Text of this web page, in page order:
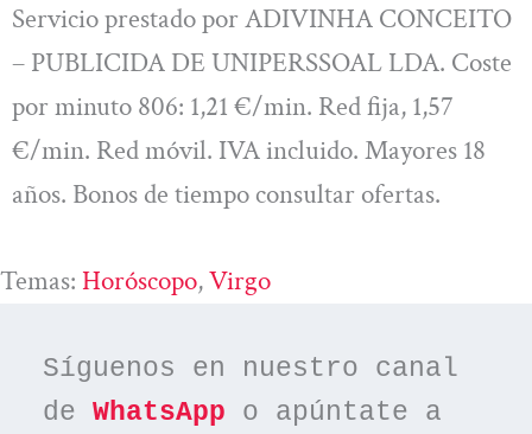
Servicio prestado por ADIVINHA CONCEITO
– PUBLICIDA DE UNIPERSSOAL LDA. Coste
por minuto 806: 1,21 €/min. Red fija, 1,57
€/min. Red móvil. IVA incluido. Mayores 18
años. Bonos de tiempo consultar ofertas.
Temas: Horóscopo, Virgo
Síguenos en nuestro canal
de WhatsApp o apúntate a